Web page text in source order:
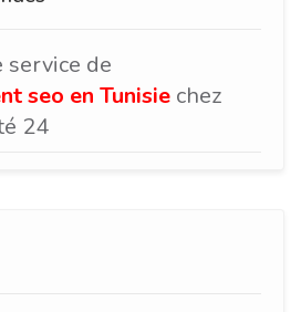
service de
seo en Tunisie chez
24